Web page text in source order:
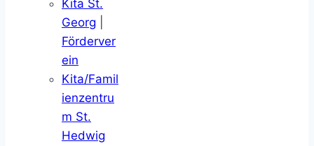
Kita St.
Georg
Förderver
ein
Kita/Famil
ienzentru
m St.
Hedwig